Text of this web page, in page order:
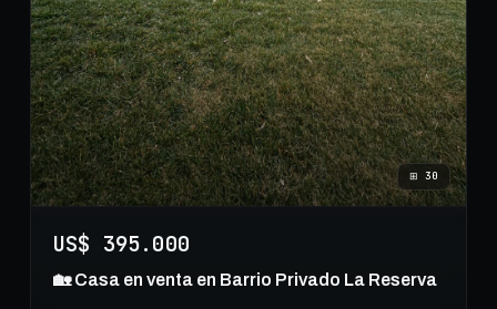
⊞30
US$ 395.000
🏡 Casa en venta en Barrio Privado La Reserva